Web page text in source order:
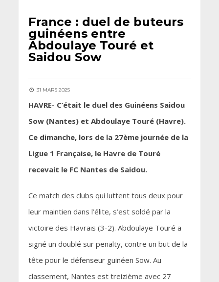
France : duel de buteurs
guinéens entre
Abdoulaye Touré et
Saidou Sow
31 MARS 2025
HAVRE- C’était le duel des Guinéens Saidou
Sow (Nantes) et Abdoulaye Touré (Havre).
Ce dimanche, lors de la 27ème journée de la
Ligue 1 Française, le Havre de Touré
recevait le FC Nantes de Saidou.
Ce match des clubs qui luttent tous deux pour
leur maintien dans l’élite, s’est soldé par la
victoire des Havrais (3-2). Abdoulaye Touré a
signé un doublé sur penalty, contre un but de la
tête pour le défenseur guinéen Sow. Au
classement, Nantes est treizième avec 27